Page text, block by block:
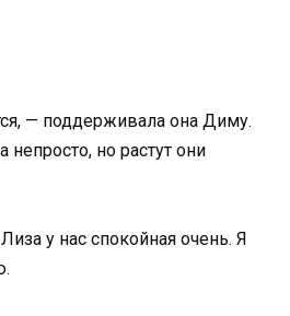
— поддерживала она Диму.
но растут они
у нас спокойная очень. Я